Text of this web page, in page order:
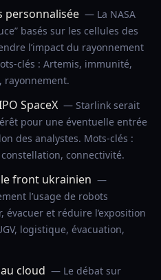
personnalisée — La NASA
basés sur les cellules des
l’impact du rayonnement
clés : Artemis, immunité,
rayonnement.
SpaceX — Starlink serait
pour une éventuelle entrée
des analystes. Mots-clés :
connectivité.
front ukrainien —
l’usage de robots
et réduire l’exposition
logistique, évacuation,
cloud — Le débat sur